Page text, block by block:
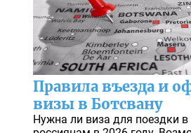
Правила въезда и
визы в Ботсвану
Нужна ли виза для поездки в